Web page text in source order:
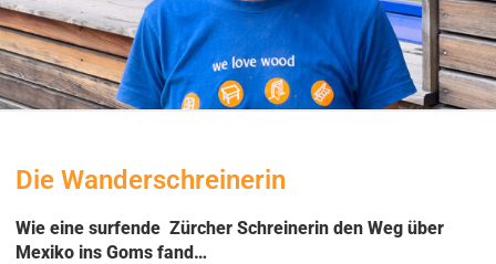
Die Wanderschreinerin
Wie eine surfende Zürcher Schreinerin den Weg über
Mexiko ins Goms fand…